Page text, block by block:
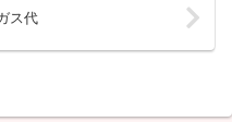
ス代